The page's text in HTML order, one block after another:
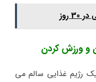
روز
و ورزش کردن
رژیم غذایی سالم می